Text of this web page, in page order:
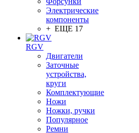
Электрические
компоненты
+ ЕЩЕ 17
RGV
Двигатели
Заточные
устройства,
круги
Комплектующие
Ножи
Ножки, ручки
Популярное
Ремни